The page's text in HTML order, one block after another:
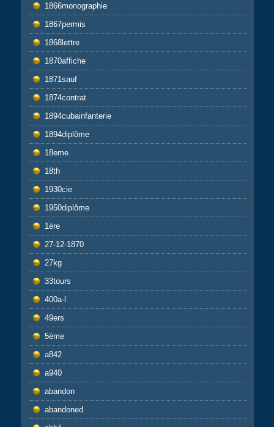
1866monographie
1867permis
1868lettre
1870affiche
1871sauf
1874contrat
1894cubainfanterie
1894diplôme
18eme
18th
1930cie
1950diplôme
1ère
27-12-1870
27kg
33tours
400a-l
49ers
5ème
a842
a940
abandon
abandoned